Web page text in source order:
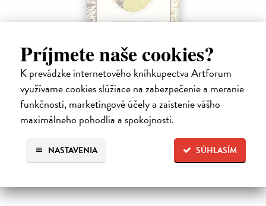
Príjmete naše cookies?
K prevádzke internetového kníhkupectva Artforum
využívame cookies slúžiace na zabezpečenie a meranie
funkčnosti, marketingové účely a zaistenie vášho
maximálneho pohodlia a spokojnosti.
SÚHLASÍM
NASTAVENIA
The Wonderful Wizard of Oz
Baum Frank L. | Kniha
Little treasures, the FLAME TREE COLLECTABLE CLASSICS
are chosen to create a delightful and timeless home library. Each
stunning, gift edition features deluxe cover treatments, ribbon
markers, luxury endpapers…
Dodávateľ nemá titul na sklade. Dodanie cca. 5 týždňov.
14,50 €